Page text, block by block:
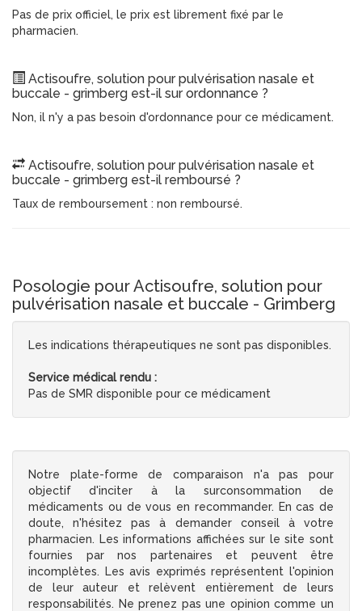
Pas de prix officiel, le prix est librement fixé par le
pharmacien.
Actisoufre, solution pour pulvérisation nasale et
buccale - grimberg est-il sur ordonnance ?
Non, il n'y a pas besoin d'ordonnance pour ce médicament.
Actisoufre, solution pour pulvérisation nasale et
buccale - grimberg est-il remboursé ?
Taux de remboursement : non remboursé.
Posologie pour Actisoufre, solution pour
pulvérisation nasale et buccale - Grimberg
Les indications thérapeutiques ne sont pas disponibles.
Service médical rendu :
Pas de SMR disponible pour ce médicament
Notre plate-forme de comparaison n'a pas pour
objectif d'inciter à la surconsommation de
médicaments ou de vous en recommander. En cas de
doute, n'hésitez pas à demander conseil à votre
pharmacien. Les informations affichées sur le site sont
fournies par nos partenaires et peuvent être
incomplètes. Les avis exprimés représentent l'opinion
de leur auteur et relèvent entièrement de leurs
responsabilités. Ne prenez pas une opinion comme un